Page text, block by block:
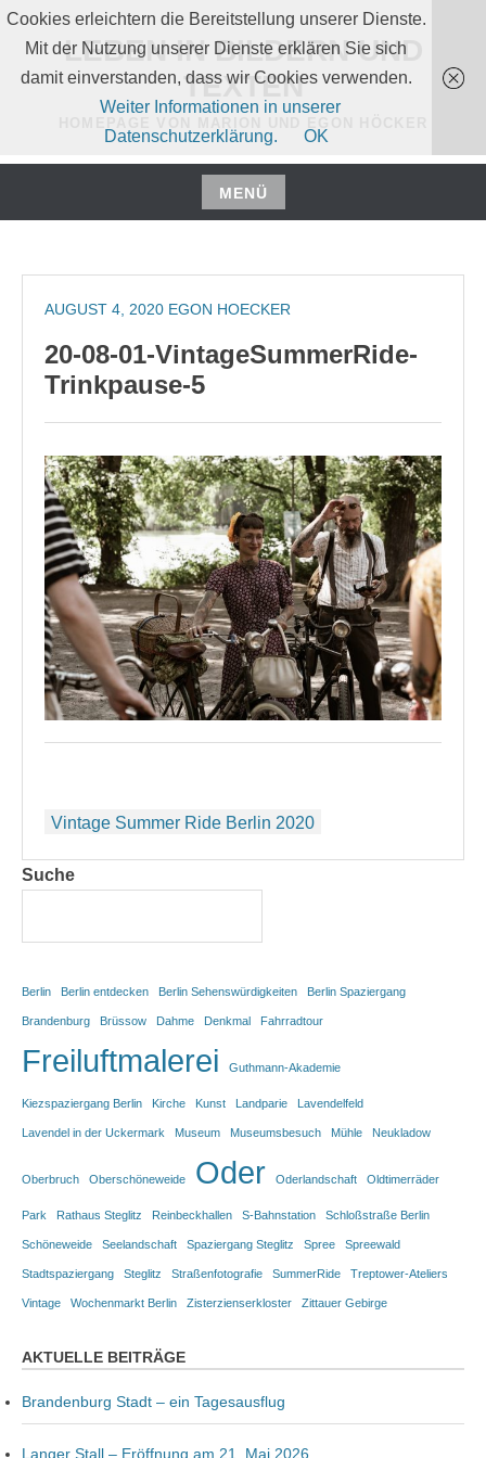
Zum
Inhalt
springen
LEBEN IN BILDERN UND
TEXTEN
MENÜ
Zum
springen
AUGUST 4, 2020 EGON HOECKER
20-08-01-VintageSummerRide-
Trinkpause-5
Beitragsnavigation
Vintage Summer Ride Berlin 2020
Suche
Berlin Berlin entdecken Berlin Sehenswürdigkeiten Berlin Spaziergang
Brandenburg Brüssow Dahme Denkmal Fahrradtour
Freiluftmalerei Guthmann-Akademie
Kiezspaziergang Berlin Kirche Kunst Landparie Lavendelfeld
Lavendel in der Uckermark Museum Museumsbesuch Mühle Neukladow
Oberbruch Oberschöneweide Oder Oderlandschaft Oldtimerräder
Park Rathaus Steglitz Reinbeckhallen S-Bahnstation Schloßstraße Berlin
Schöneweide Seelandschaft Spaziergang Steglitz Spree Spreewald
Stadtspaziergang Steglitz Straßenfotografie SummerRide Treptower-Ateliers
Vintage Wochenmarkt Berlin Zisterzienserkloster Zittauer Gebirge
AKTUELLE BEITRÄGE
Brandenburg Stadt – ein Tagesausflug
Langer Stall – Eröffnung am 21. Mai 2026
Cookies erleichtern die Bereitstellung unserer Dienste.
Mit der Nutzung unserer Dienste erklären Sie sich
damit einverstanden, dass wir Cookies verwenden.
Weiter Informationen in unserer
Datenschutzerklärung.
OK